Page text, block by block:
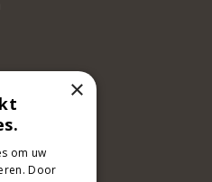
×
om uw
Door